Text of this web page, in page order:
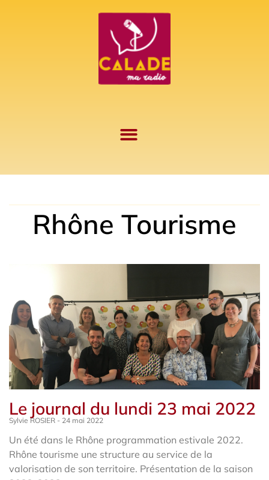
Rhône Tourisme
Le journal du lundi 23 mai 2022
Sylvie ROSIER 24 mai 2022
Un été dans le Rhône programmation estivale 2022.
Rhône tourisme une structure au service de la
valorisation de son territoire. Présentation de la saison